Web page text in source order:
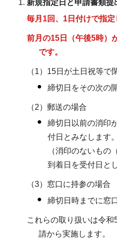
新規指定日と申請書類提
毎月1回、1日付けで指定
前月の15日（午後5時）
です。
（1）15日が土日祝等で
締切日をその次の
（2）郵送の場合
締切日以前の消印
付日とみなします。
（消印のないもの
到着日を受付日と
（3）窓口に持参の場合
締切日時までに窓
これらの取り扱いは令
請から実施します。